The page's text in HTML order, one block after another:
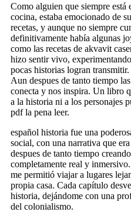
Como alguien que siempre está
cocina, estaba emocionado de
recetas, y aunque no siempre
definitivamente había algunas
como las recetas de akvavit
hizo sentir vivo,
pocas historias logran
Aun despues de tanto tiempo
conecta y nos inspira. Un libro
a la historia ni a los personajes
pdf la pena leer.
español historia fue una
social, con una narrativa que
despues de tanto tiempo
completamente real y
me permitió viajar a lugares
propia casa. Cada capítulo
historia, dejándome con una
del colonialismo.